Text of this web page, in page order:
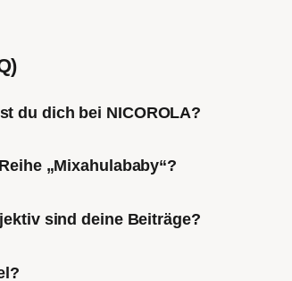
du dich bei NICOROLA?
„Mixahulababy“?
sind deine Beiträge?